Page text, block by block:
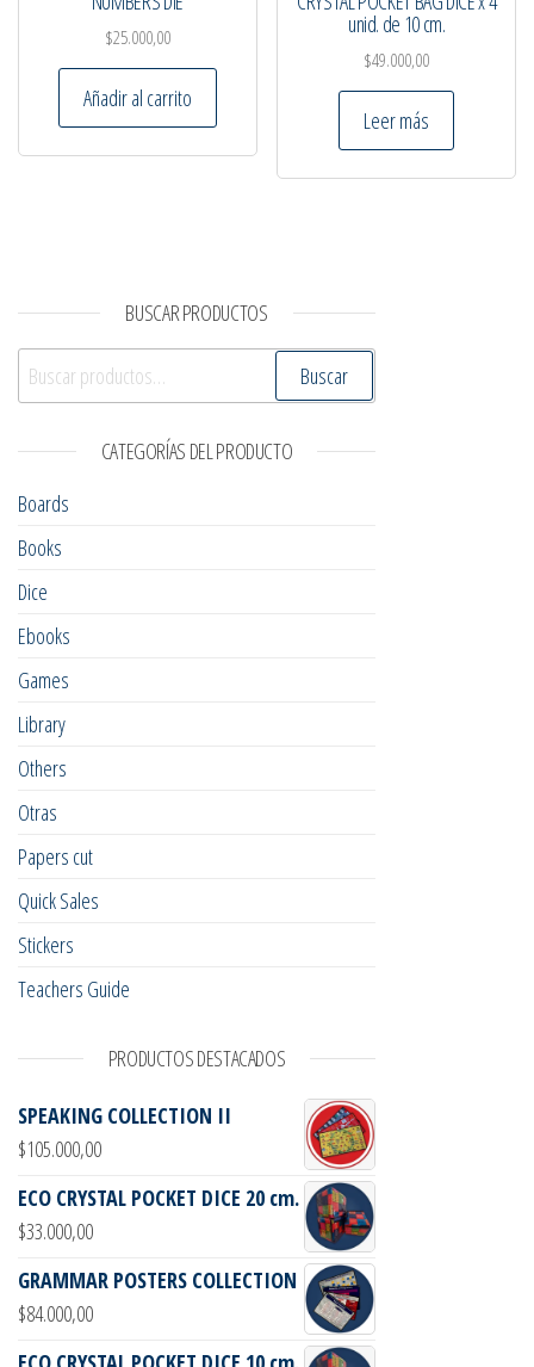
$25.000,00
Añadir al carrito
unid. de 10 cm.
$49.000,00
Leer más
BUSCAR PRODUCTOS
Buscar por:
Buscar
CATEGORÍAS DEL PRODUCTO
Boards
Books
Dice
Ebooks
Games
Library
Others
Otras
Papers cut
Quick Sales
Stickers
Teachers Guide
PRODUCTOS DESTACADOS
SPEAKING COLLECTION II
$105.000,00
ECO CRYSTAL POCKET DICE 20 cm.
$33.000,00
GRAMMAR POSTERS COLLECTION
$84.000,00